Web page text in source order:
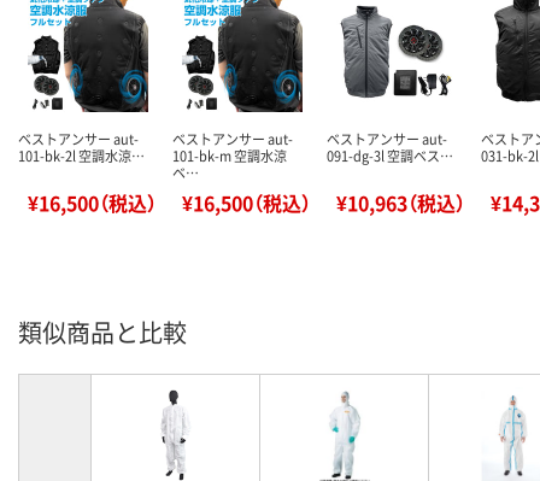
ベストアンサー aut-
101-bk-2l 空調水涼…
¥16,500（税込）
ベストアンサー aut-
101-bk-m 空調水涼
ベ…
¥16,500（税込）
ベストアンサー aut-
091-dg-3l 空調ベス…
¥10,963（税込）
ベストア
031-bk-
類似商品と比較